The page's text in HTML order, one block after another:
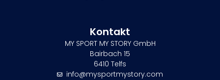
Kontakt
MY SPORT MY STORY GmbH
Bairbach 15
6410 Telfs
info@mysportmystory.com